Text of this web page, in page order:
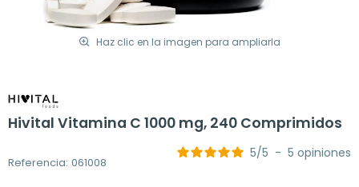
Haz clic en la imagen para ampliarla
Hivital Vitamina C 1000 mg, 240 Comprimidos
Referencia: 061008
5/5 - 5 opiniones